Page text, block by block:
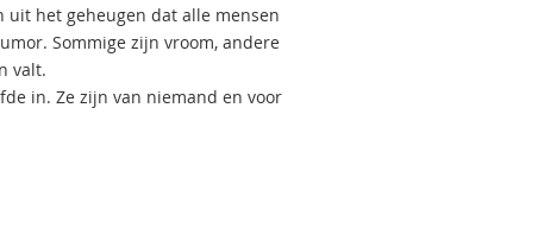
het geheugen dat alle mensen
Sommige zijn vroom, andere
valt.
in. Ze zijn van niemand en voor